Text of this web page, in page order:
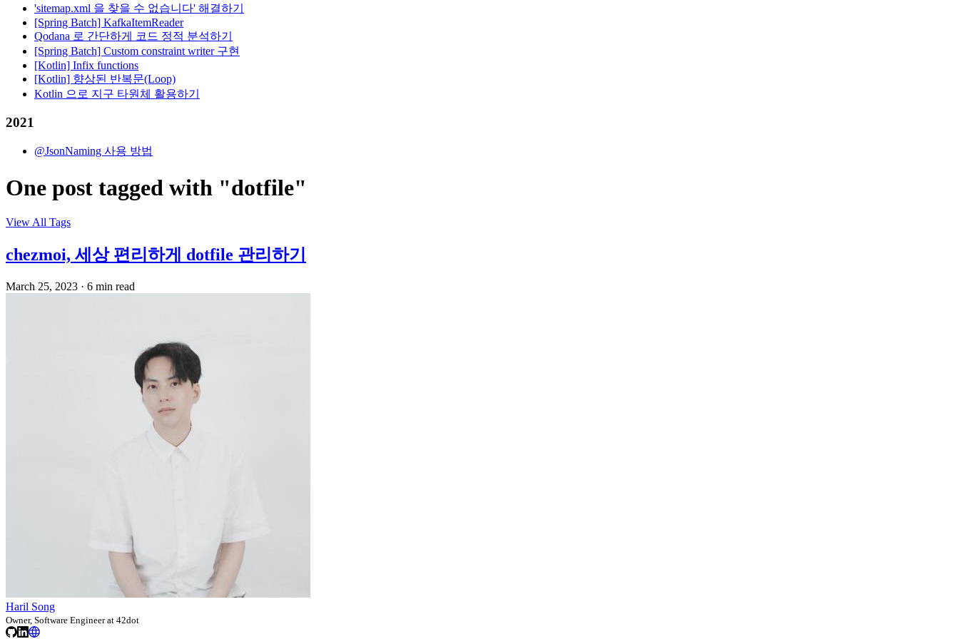
'sitemap.xml 을 찾을 수 없습니다' 해결하기
[Spring Batch] KafkaItemReader
Qodana 로 간단하게 코드 정적 분석하기
[Spring Batch] Custom constraint writer 구현
[Kotlin] Infix functions
[Kotlin] 향상된 반복문(Loop)
Kotlin 으로 지구 타원체 활용하기
2021
@JsonNaming 사용 방법
One post tagged with "dotfile"
View All Tags
chezmoi, 세상 편리하게 dotfile 관리하기
March 25, 2023 · 6 min read
Haril Song
Owner, Software Engineer at 42dot